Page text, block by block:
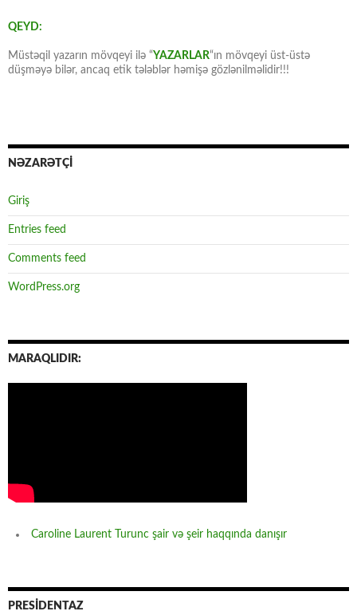
QEYD:
Müstəqil yazarın mövqeyi ilə “YAZARLAR“ın mövqeyi üst-üstə
düşməyə bilər, ancaq etik tələblər həmişə gözlənilməlidir!!!
NƏZARƏTÇİ
Giriş
Entries feed
Comments feed
WordPress.org
MARAQLIDIR:
Caroline Laurent Turunc şair və şeir haqqında danışır
PRESİDENTAZ